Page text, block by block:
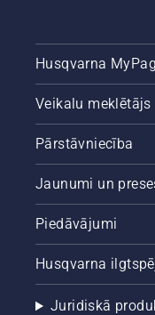
Husqvarna
Veikalu meklētājs
Pārstāvniecība
Jaunumi un
Piedāvājumi
Husqvarna
Juridiskā